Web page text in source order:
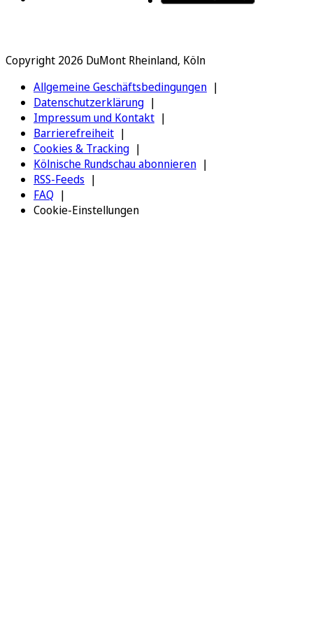
Copyright 2026 DuMont Rheinland, Köln
Allgemeine Geschäftsbedingungen
Datenschutzerklärung
Impressum und Kontakt
Barrierefreiheit
Cookies & Tracking
Kölnische Rundschau abonnieren
RSS-Feeds
FAQ
Cookie-Einstellungen